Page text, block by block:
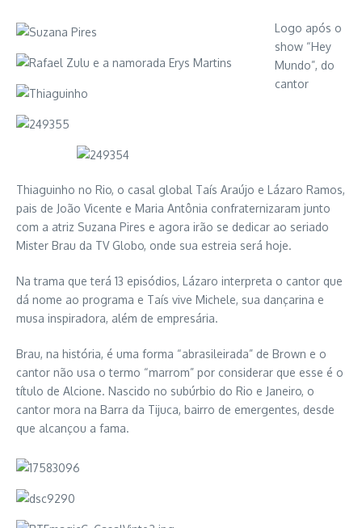
Logo após o
show “Hey
Mundo”, do
cantor
Thiaguinho no Rio, o casal global Taís Araújo e Lázaro Ramos,
pais de João Vicente e Maria Antônia confraternizaram junto
com a atriz Suzana Pires e agora irão se dedicar ao seriado
Mister Brau da TV Globo, onde sua estreia será hoje.
Na trama que terá 13 episódios, Lázaro interpreta o cantor que
dá nome ao programa e Taís vive Michele, sua dançarina e
musa inspiradora, além de empresária.
Brau, na história, é uma forma “abrasileirada” de Brown e o
cantor não usa o termo “marrom” por considerar que esse é o
título de Alcione. Nascido no subúrbio do Rio e Janeiro, o
cantor mora na Barra da Tijuca, bairro de emergentes, desde
que alcançou a fama.